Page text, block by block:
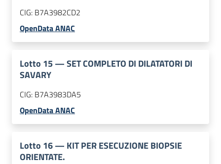
CIG: B7A3982CD2
OpenData ANAC
Lotto 15—SET COMPLETO DI DILATATORI DI
SAVARY
CIG: B7A3983DA5
OpenData ANAC
Lotto 16— KIT PER ESECUZIONE BIOPSIE
ORIENTATE.